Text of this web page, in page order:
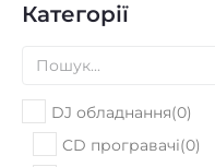
Категорії
DJ обладнання(0)
CD програвачі(0)